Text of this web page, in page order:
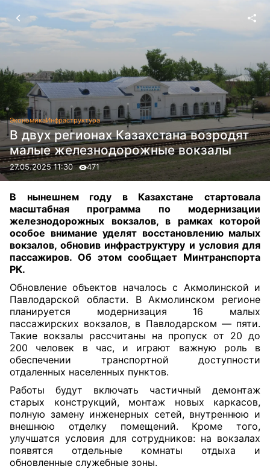
ЭкономикаИнфраструктура
В двух регионах Казахстана возродят
малые железнодорожные вокзалы
27.05.2025 11:30 471
В нынешнем году в Казахстане стартовала
масштабная программа по модернизации
железнодорожных вокзалов, в рамках которой
особое внимание уделят восстановлению малых
вокзалов, обновив инфраструктуру и условия для
пассажиров. Об этом сообщает Минтранспорта
РК.
Обновление объектов началось с Акмолинской и
Павлодарской области. В Акмолинском регионе
планируется модернизация 16 малых
пассажирских вокзалов, в Павлодарском — пяти.
Такие вокзалы рассчитаны на пропуск от 20 до
200 человек в час, и играют важную роль в
обеспечении транспортной доступности
отдаленных населенных пунктов.
Работы будут включать частичный демонтаж
старых конструкций, монтаж новых каркасов,
полную замену инженерных сетей, внутреннюю и
внешнюю отделку помещений. Кроме того,
улучшатся условия для сотрудников: на вокзалах
появятся отдельные комнаты отдыха и
обновленные служебные зоны.